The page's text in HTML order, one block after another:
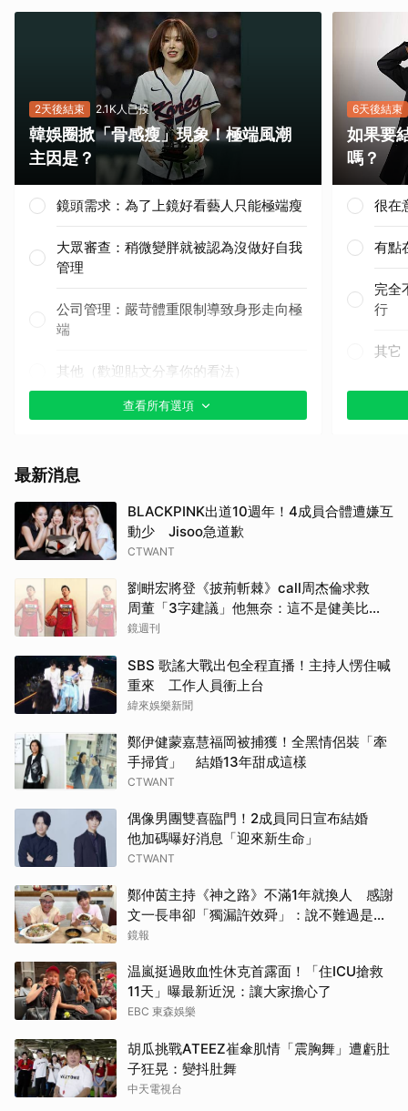
2天後結束 2.1K人已投
韓娛圈掀「骨感瘦」現象！極端風潮
主因是？
鏡頭需求：為了上鏡好看藝人只能極端瘦
大眾審查：稍微變胖就被認為沒做好自我
管理
公司管理：嚴苛體重限制導致身形走向極
端
其他（歡迎貼文分享你的看法）
查看所有選項
6天後結束
如果要
嗎？
很在
有點
完全
行
其它
最新消息
BLACKPINK出道10週年！4成員合體遭嫌互
動少 Jisoo急道歉
CTWANT
劉畊宏將登《披荊斬棘》call周杰倫求救
周董「3字建議」他無奈：這不是健美比
賽！
鏡週刊
SBS 歌謠大戰出包全程直播！主持人愣住喊
重來 工作人員衝上台
緯來娛樂新聞
鄭伊健蒙嘉慧福岡被捕獲！全黑情侶裝「牽
手掃貨」 結婚13年甜成這樣
CTWANT
偶像男團雙喜臨門！2成員同日宣布結婚
他加碼曝好消息「迎來新生命」
CTWANT
鄭仲茵主持《神之路》不滿1年就換人 感謝
文一長串卻「獨漏許效舜」：說不難過是騙
人的
鏡報
温嵐挺過敗血性休克首露面！「住ICU搶救
11天」曝最新近況：讓大家擔心了
EBC 東森娛樂
胡瓜挑戰ATEEZ崔傘肌情「震胸舞」遭虧肚
子狂晃：變抖肚舞
中天電視台